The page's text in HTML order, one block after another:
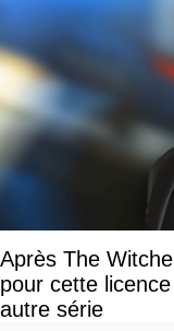
Après The
pour cette
autre série